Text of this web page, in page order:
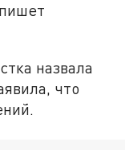
назвала
что